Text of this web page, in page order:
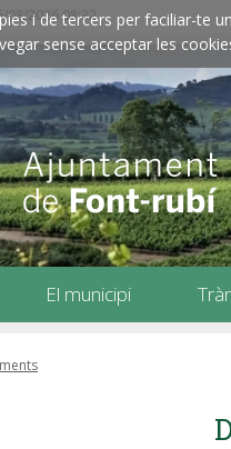
i de tercers per faciliar-te
sense acceptar les
08/2026 08:32
El municipi